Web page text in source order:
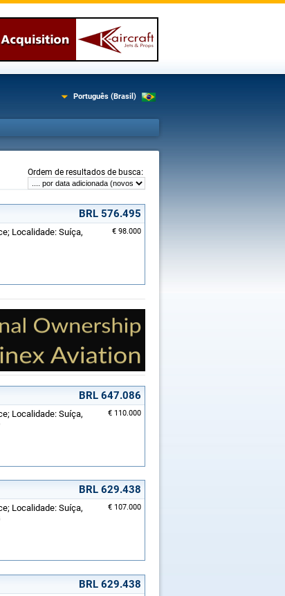
Português (Brasil)
Ordem de resultados de busca:
BRL 576.495
€ 98.000
Localidade: Suíça,
BRL 647.086
€ 110.000
Localidade: Suíça,
BRL 629.438
€ 107.000
Localidade: Suíça,
BRL 629.438